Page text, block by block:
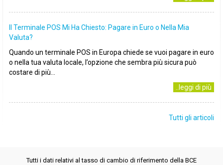
Il Terminale POS Mi Ha Chiesto: Pagare in Euro o Nella Mia
Valuta?
Quando un terminale POS in Europa chiede se vuoi pagare in euro
o nella tua valuta locale, l’opzione che sembra più sicura può
costare di più...
..leggi di più
Tutti gli articoli
Tutti i dati relativi al tasso di cambio di riferimento della BCE